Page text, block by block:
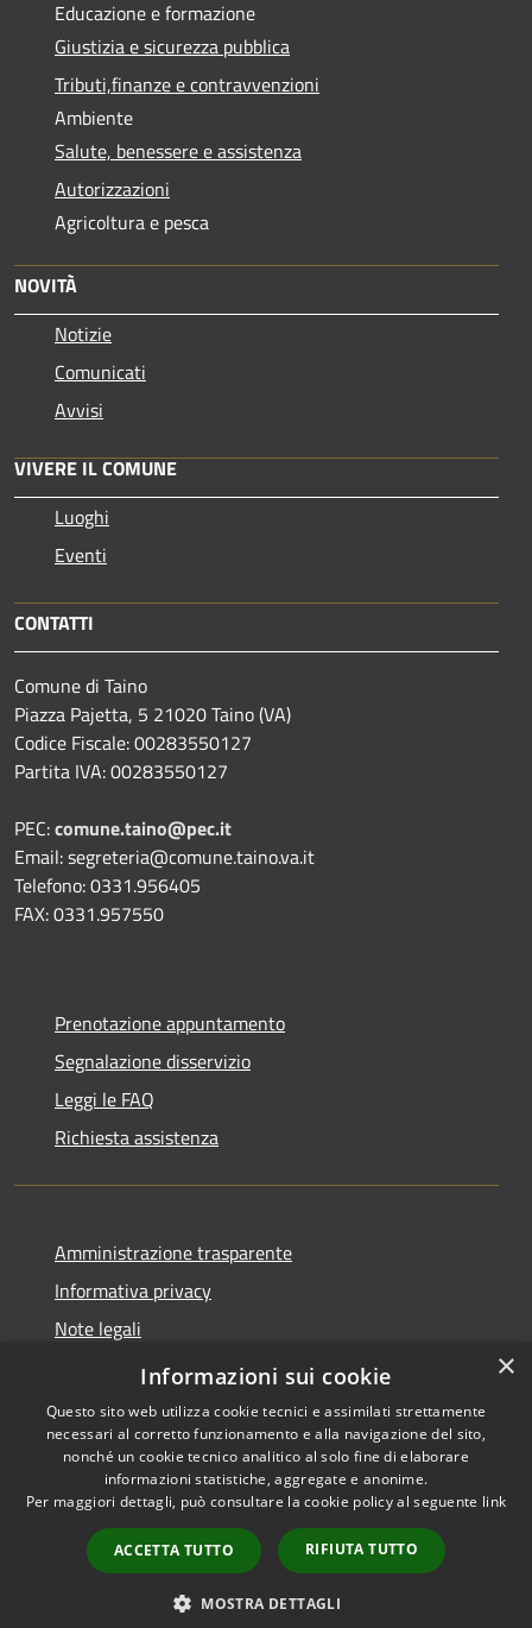
Educazione e formazione
Giustizia e sicurezza pubblica
Tributi,finanze e contravvenzioni
Ambiente
Salute, benessere e assistenza
Autorizzazioni
Agricoltura e pesca
NOVITÀ
Notizie
Comunicati
Avvisi
VIVERE IL COMUNE
Luoghi
Eventi
CONTATTI
Comune di Taino
Piazza Pajetta, 5 21020 Taino (VA)
Codice Fiscale: 00283550127
Partita IVA: 00283550127
PEC:comune.taino@pec.it
Email: segreteria@comune.taino.va.it
Telefono: 0331.956405
FAX: 0331.957550
Prenotazione appuntamento
Segnalazione disservizio
Leggi le FAQ
Richiesta assistenza
Amministrazione trasparente
Informativa privacy
Note legali
Dichiarazione di accessibilità
Accessibilità
Copyright © 2026 • Comune di
Taino • Powered by
Municipium•
Accesso
redazione
×
Informazioni sui cookie
Questo sito web utilizza cookie tecnici e assimilati strettamente
necessari al corretto funzionamento e alla navigazione del sito,
nonché un cookie tecnico analitico al solo fine di elaborare
informazioni statistiche, aggregate e anonime.
Per maggiori dettagli, può consultare la cookie policy al seguente link
ACCETTA TUTTO RIFIUTA TUTTO
MOSTRA DETTAGLI